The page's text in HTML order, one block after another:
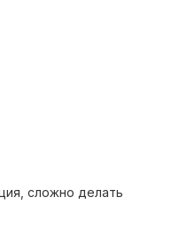
сложно делать